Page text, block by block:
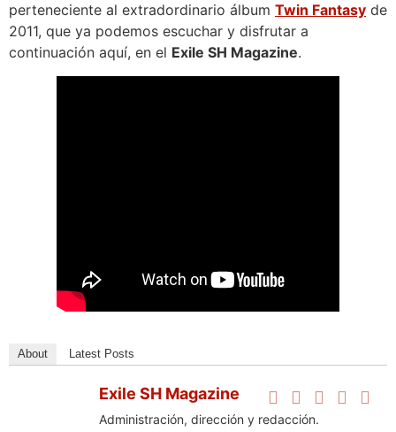
perteneciente al extradordinario álbum Twin Fantasy de
2011, que ya podemos escuchar y disfrutar a
continuación aquí, en el Exile SH Magazine.
About Latest Posts
Exile SH Magazine
Administración, dirección y redacción.